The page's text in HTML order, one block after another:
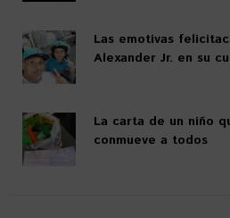
Las emotivas
Alexander Jr. en su
La carta de un niño
conmueve a todos